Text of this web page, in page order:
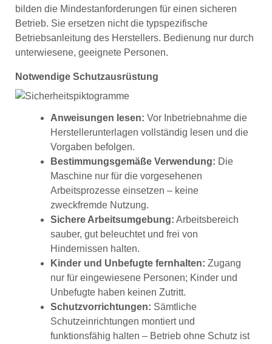
bilden die Mindestanforderungen für einen sicheren
Betrieb. Sie ersetzen nicht die typspezifische
Betriebsanleitung des Herstellers. Bedienung nur durch
unterwiesene, geeignete Personen.
Notwendige Schutzausrüstung
Anweisungen lesen: Vor Inbetriebnahme die
Herstellerunterlagen vollständig lesen und die
Vorgaben befolgen.
Bestimmungsgemäße Verwendung: Die
Maschine nur für die vorgesehenen
Arbeitsprozesse einsetzen – keine
zweckfremde Nutzung.
Sichere Arbeitsumgebung: Arbeitsbereich
sauber, gut beleuchtet und frei von
Hindernissen halten.
Kinder und Unbefugte fernhalten: Zugang
nur für eingewiesene Personen; Kinder und
Unbefugte haben keinen Zutritt.
Schutzvorrichtungen: Sämtliche
Schutzeinrichtungen montiert und
funktionsfähig halten – Betrieb ohne Schutz ist